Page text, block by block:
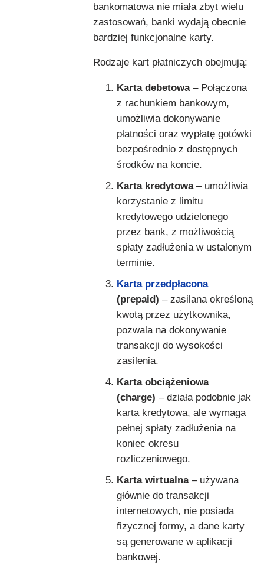
bankomatowa nie miała zbyt wielu
zastosowań, banki wydają obecnie
bardziej funkcjonalne karty.
Rodzaje kart płatniczych obejmują:
Karta debetowa – Połączona
z rachunkiem bankowym,
umożliwia dokonywanie
płatności oraz wypłatę gotówki
bezpośrednio z dostępnych
środków na koncie.
Karta kredytowa – umożliwia
korzystanie z limitu
kredytowego udzielonego
przez bank, z możliwością
spłaty zadłużenia w ustalonym
terminie.
Karta przedpłacona
(prepaid) – zasilana określoną
kwotą przez użytkownika,
pozwala na dokonywanie
transakcji do wysokości
zasilenia.
Karta obciążeniowa
(charge) – działa podobnie jak
karta kredytowa, ale wymaga
pełnej spłaty zadłużenia na
koniec okresu
rozliczeniowego.
Karta wirtualna – używana
głównie do transakcji
internetowych, nie posiada
fizycznej formy, a dane karty
są generowane w aplikacji
bankowej.